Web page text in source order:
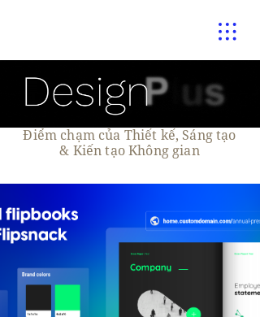
Điểm chạm của Thiết kế, Sáng tạo
& Kiến tạo Không gian